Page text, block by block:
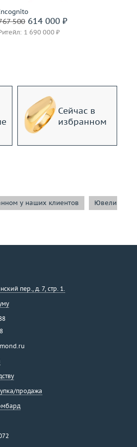
500614 000 ₽
1 690 000 ₽
Сейчас в
избранном
у наших клиентов Ювелирные
пер., д. 7, стр. 1.
продажа